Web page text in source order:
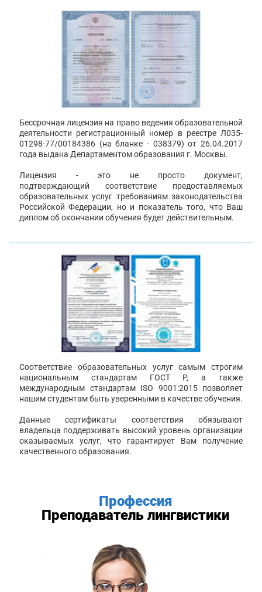
Бессрочная лицензия на право ведения образовательной
деятельности регистрационный номер в реестре Л035-
01298-77/00184386 (на бланке - 038379) от 26.04.2017
года выдана Департаментом образования г. Москвы.
Лицензия - это не просто документ,
подтверждающий соответствие предоставляемых
образовательных услуг требованиям законодательства
Российской Федерации, но и показатель того, что Ваш
диплом об окончании обучения будет действительным.
Соответствие образовательных услуг самым строгим
национальным стандартам ГОСТ Р, а также
международным стандартам ISO 9001:2015 позволяет
нашим студентам быть уверенными в качестве обучения.
Данные сертификаты соответствия обязывают
владельца поддерживать высокий уровень организации
оказываемых услуг, что гарантирует Вам получение
качественного образования.
Профессия
Преподаватель лингвистики